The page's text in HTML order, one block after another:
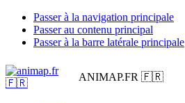
Passer à la navigation principale
Passer au contenu principal
Passer à la barre latérale principale
ANIMAP.FR 🇫🇷